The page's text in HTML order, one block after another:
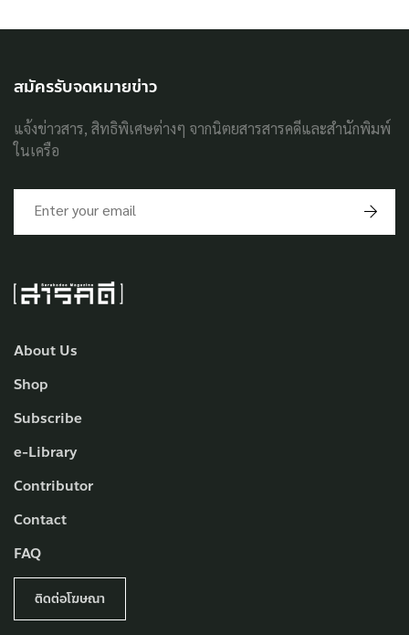
About Us
Shop
Subscribe
e-Library
Contributor
Contact
FAQ
ติดต่อโฆษณา
สมัครรับจดหมายข่าว
แจ้งข่าวสาร, สิทธิพิเศษต่างๆ จากนิตยสารสารคดีและสำนักพิมพ์
ในเครือ